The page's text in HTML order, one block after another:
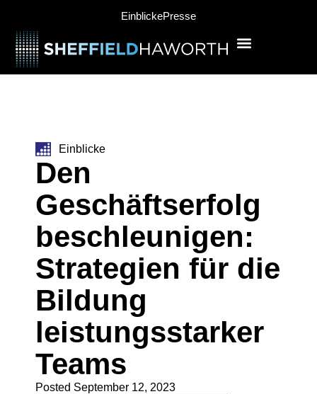
EinblickePresse
Einblicke
Den
Geschäftserfolg
beschleunigen:
Strategien für die
Bildung
leistungsstarker
Teams
Posted September 12, 2023